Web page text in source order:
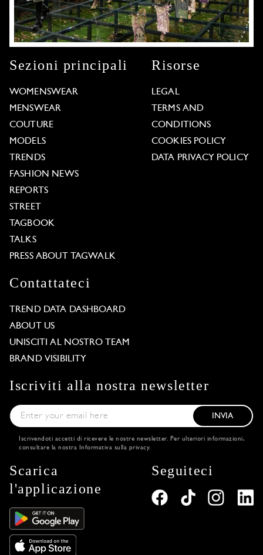
Sezioni principali
WOMENSWEAR
MENSWEAR
COUTURE
MODELS
TRENDS
FASHION NEWS
REPORTS
STREET
TAGBOOK
TALKS
PRESS ABOUT TAGWALK
Risorse
LEGAL
TERMS AND
CONDITIONS
COOKIES POLICY
DATA PRIVACY POLICY
Contattateci
TREND DATA DASHBOARD
ABOUT US
UNISCITI AL NOSTRO TEAM
BRAND VISIBILITY
Iscriviti alla nostra newsletter
INVIA
Iscrivendoti accetti di ricevere le nostre newsletter. Per ulteriori informazioni,
consultare la nostra
Informativa sulla privacy.
Scarica
l'applicazione
Seguiteci